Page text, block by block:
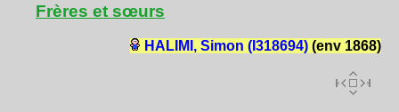
Frères et sœurs
HALIMI, Simon (I318694)(env 1868)